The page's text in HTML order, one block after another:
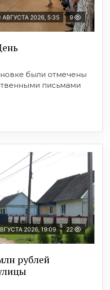
АВГУСТА 2026, 5:35 9
были отмечены
письмами
2026, 19:09 22
рублей